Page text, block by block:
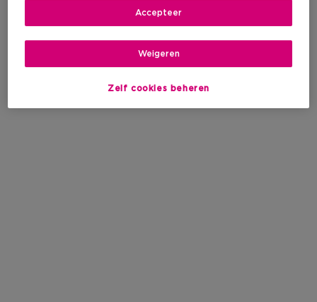
Zelf cookies beheren
Weigeren
Accepteer